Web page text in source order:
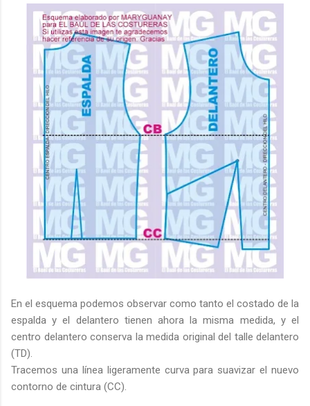
En el esquema podemos observar como tanto el costado de la
espalda y el delantero tienen ahora la misma medida, y el
centro delantero conserva la medida original del talle delantero
(TD).
Tracemos una línea ligeramente curva para suavizar el nuevo
contorno de cintura (CC).